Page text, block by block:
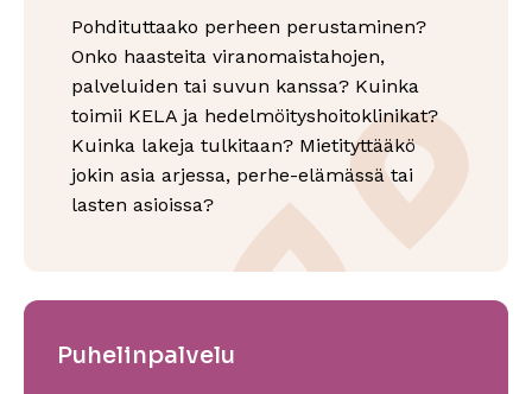
Pohdituttaako perheen perustaminen?
Onko haasteita viranomaistahojen,
palveluiden tai suvun kanssa? Kuinka
toimii KELA ja hedelmöityshoitoklinikat?
Kuinka lakeja tulkitaan? Mietityttääkö
jokin asia arjessa, perhe-elämässä tai
lasten asioissa?
Puhelinpalvelu